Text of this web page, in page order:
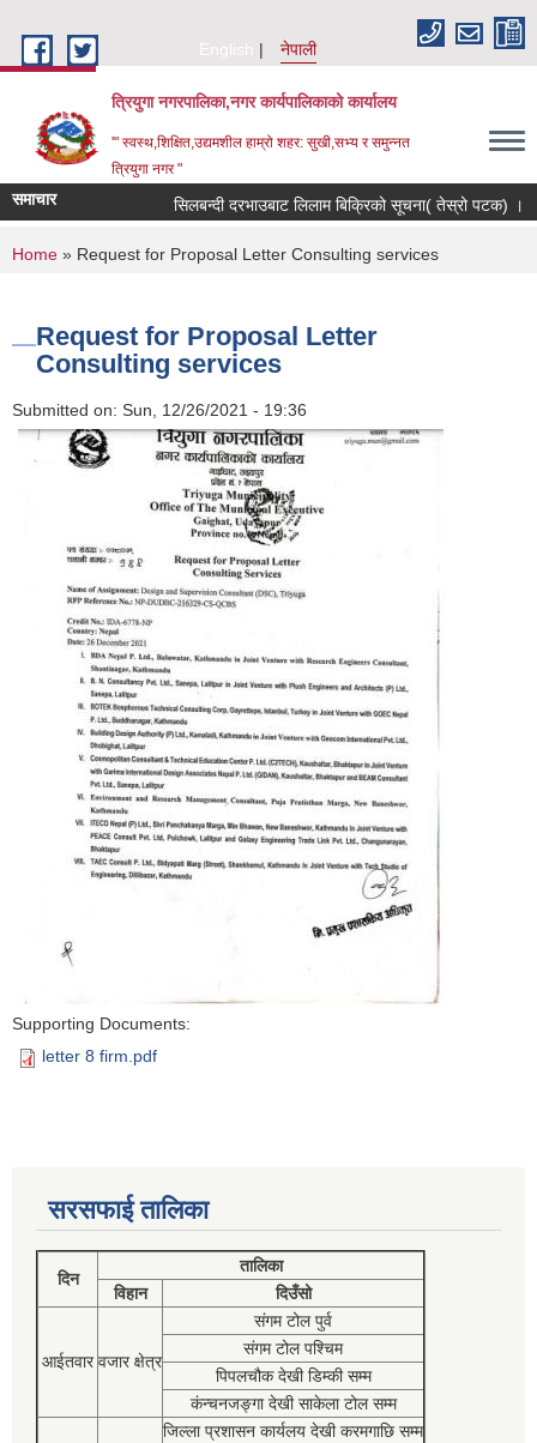
English
नेपाली
त्रियुगा नगरपालिका,नगर कार्यपालिकाको कार्यालय
'" स्वस्थ,शिक्षित,उद्यमशील हाम्रो शहर: सुखी,सभ्य र समुन्नत
त्रियुगा नगर "
समाचार सिलबन्दी दरभाउबाट लिलाम बिक्रिको सूचना( तेस्रो पटक) ।
You are here
Home » Request for Proposal Letter Consulting services
Request for Proposal Letter
Consulting services
Submitted on: Sun, 12/26/2021 - 19:36
Supporting Documents:
letter 8 firm.pdf
सरसफाई तालिका
दिन
तालिका
विहान
दिउँसो
आईतवार वजार क्षेत्र
संगम टोल पुर्व
संगम टोल पश्चिम
पिपलचौक देखी डिम्की सम्म
कंन्चनजङ्गा देखी साकेला टोल सम्म
जिल्ला प्रशासन कार्यलय देखी करमगाछि सम्म